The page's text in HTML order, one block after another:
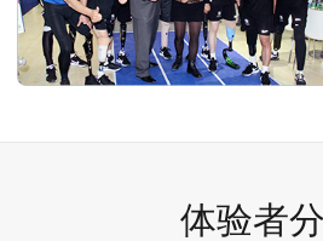
体验者